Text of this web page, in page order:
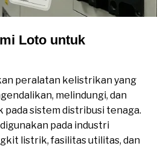
Loto untuk
peralatan kelistrikan yang
melindungi, dan
pada sistem distribusi tenaga.
pada industri
listrik, fasilitas utilitas, dan